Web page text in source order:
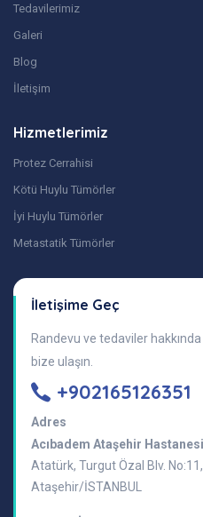
Tedavilerimiz
Galeri
Blog
İletişim
Hizmetlerimiz
Protez Cerrahisi
Kötü Huylu Tümörler
İyi Huylu Tümörler
Metastatik Tümörler
İletişime Geç
Randevu ve tedaviler
bize ulaşın.
+902165126351
Adres
Acıbadem Ataşehir Hastanesi
Atatürk, Turgut Özal Blv.
Ataşehir/İSTANBUL